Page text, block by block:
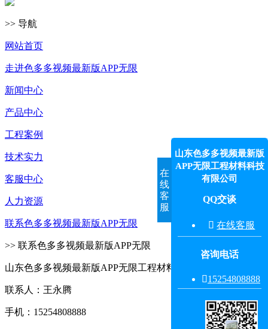
>> 导航
网站首页
走进色多多视频最新版APP无限
新闻中心
产品中心
工程案例
技术实力
客服中心
人力资源
联系色多多视频最新版APP无限
>> 联系色多多视频最新版APP无限
山东色多多视频最新版APP无限工程材料科技有限公司
联系人：王永腾
手机：15254808888
在
线
客
服
山东色多多视频最新版
APP无限工程材料科技
有限公司
QQ交谈
 在线客服
咨询电话
15254808888‬